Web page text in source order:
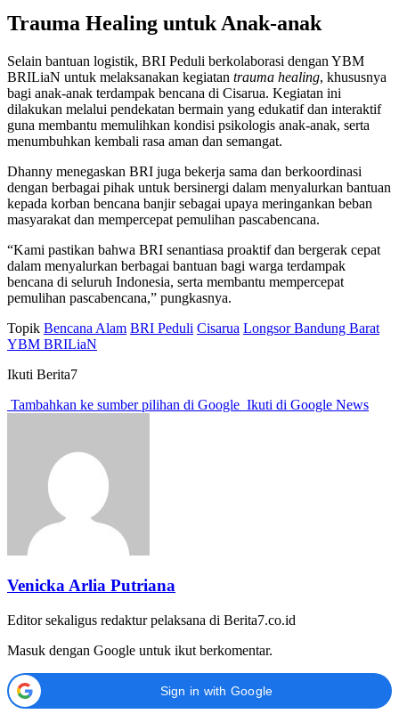
Trauma Healing untuk Anak-anak
Selain bantuan logistik, BRI Peduli berkolaborasi dengan YBM
BRILiaN untuk melaksanakan kegiatan trauma healing, khususnya
bagi anak-anak terdampak bencana di Cisarua. Kegiatan ini
dilakukan melalui pendekatan bermain yang edukatif dan interaktif
guna membantu memulihkan kondisi psikologis anak-anak, serta
menumbuhkan kembali rasa aman dan semangat.
Dhanny menegaskan BRI juga bekerja sama dan berkoordinasi
dengan berbagai pihak untuk bersinergi dalam menyalurkan bantuan
kepada korban bencana banjir sebagai upaya meringankan beban
masyarakat dan mempercepat pemulihan pascabencana.
“Kami pastikan bahwa BRI senantiasa proaktif dan bergerak cepat
dalam menyalurkan berbagai bantuan bagi warga terdampak
bencana di seluruh Indonesia, serta membantu mempercepat
pemulihan pascabencana,” pungkasnya.
Topik Bencana Alam BRI Peduli Cisarua Longsor Bandung Barat
YBM BRILiaN
Ikuti Berita7
Tambahkan ke sumber pilihan di Google Ikuti di Google News
Venicka Arlia Putriana
Editor sekaligus redaktur pelaksana di Berita7.co.id
Masuk dengan Google untuk ikut berkomentar.
Sign in with Google